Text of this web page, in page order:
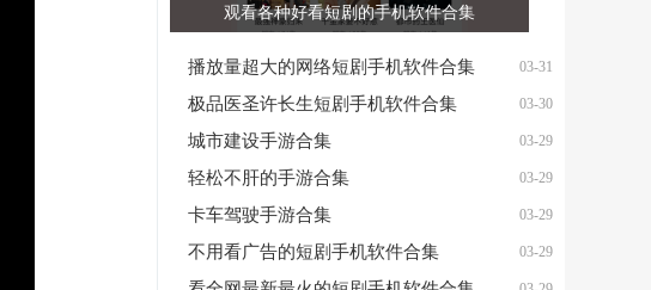
观看各种好看短剧的手机软件合集
03-31
播放量超大的网络短剧手机软件合集
03-30
极品医圣许长生短剧手机软件合集
03-29
城市建设手游合集
03-29
轻松不肝的手游合集
03-29
卡车驾驶手游合集
03-29
不用看广告的短剧手机软件合集